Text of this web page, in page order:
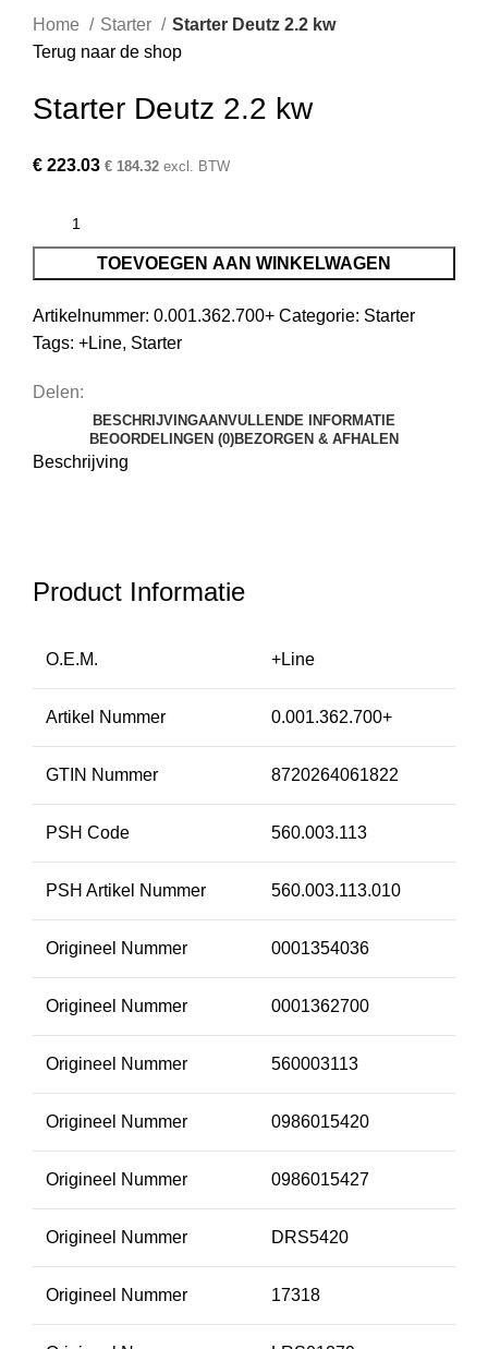
Home Starter
Starter Deutz 2.2 kw
Terug naar de shop
Starter Deutz 2.2 kw
€ 223.03 € 184.32 excl. BTW
TOEVOEGEN AAN WINKELWAGEN
Artikelnummer: 0.001.362.700+ Categorie: Starter
Tags: +Line, Starter
Delen:
BESCHRIJVINGAANVULLENDE INFORMATIE
BEOORDELINGEN (0)BEZORGEN & AFHALEN
Beschrijving
Product Informatie
O.E.M. +Line
Artikel Nummer 0.001.362.700+
GTIN Nummer 8720264061822
PSH Code 560.003.113
PSH Artikel Nummer 560.003.113.010
Origineel Nummer 0001354036
Origineel Nummer 0001362700
Origineel Nummer 560003113
Origineel Nummer 0986015420
Origineel Nummer 0986015427
Origineel Nummer DRS5420
Origineel Nummer 17318